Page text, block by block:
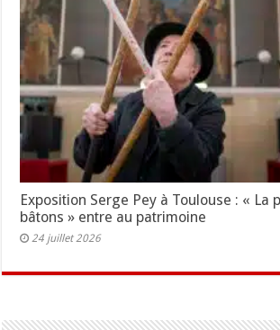
Exposition Serge Pey à Toulouse : « La
bâtons » entre au patrimoine
24 juillet 2026